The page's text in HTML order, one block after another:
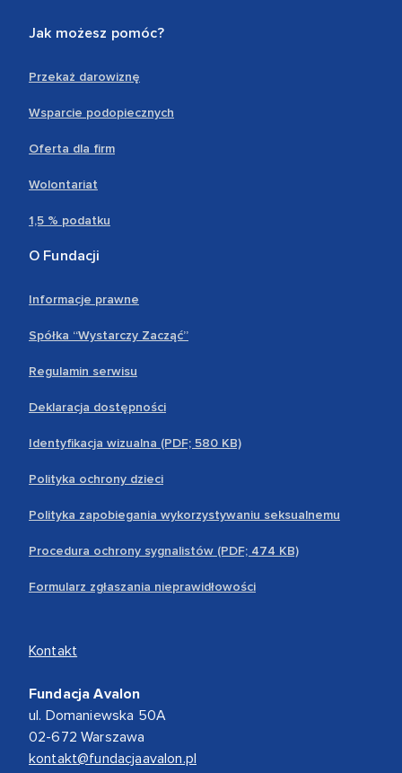
Jak możesz pomóc?
Przekaż darowiznę
Wsparcie podopiecznych
Oferta dla firm
Wolontariat
1,5 % podatku
O Fundacji
Informacje prawne
Spółka “Wystarczy Zacząć”
Regulamin serwisu
Deklaracja dostępności
Identyfikacja wizualna (PDF; 580 KB)
Polityka ochrony dzieci
Polityka zapobiegania wykorzystywaniu seksualnemu
Procedura ochrony sygnalistów (PDF; 474 KB)
Formularz zgłaszania nieprawidłowości
Kontakt
Fundacja Avalon
ul. Domaniewska 50A
02-672 Warszawa
kontakt@fundacjaavalon.pl